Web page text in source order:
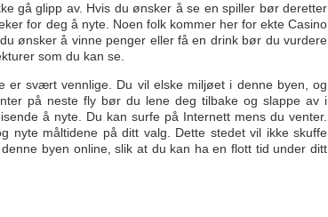
gå glipp av. Hvis du ønsker å se en spiller bør deretter
for deg å nyte. Noen folk kommer her for ekte Casino
ønsker å vinne penger eller få en drink bør du vurdere
som du kan se.
er svært vennlige. Du vil elske miljøet i denne byen, og
på neste fly bør du lene deg tilbake og slappe av i
å nyte. Du kan surfe på Internett mens du venter.
nyte måltidene på ditt valg. Dette stedet vil ikke skuffe
byen online, slik at du kan ha en flott tid under ditt